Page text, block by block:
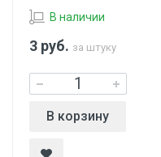
В наличии
3 руб. за штуку
В корзину